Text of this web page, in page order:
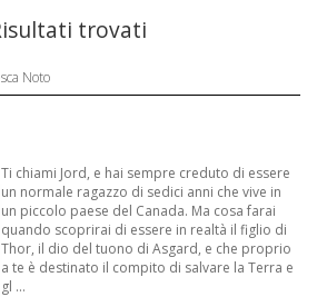
trovati
Noto
Ti chiami Jord, e hai sempre creduto di essere
un normale ragazzo di sedici anni che vive in
un piccolo paese del Canada. Ma cosa farai
quando scoprirai di essere in realtà il figlio di
Thor, il dio del tuono di Asgard, e che proprio
a te è destinato il compito di salvare la Terra e
gl ...